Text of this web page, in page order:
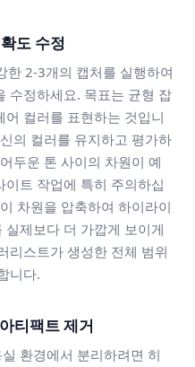
도 수정
한 2-3개의 캡처를 실행하여
수정하세요. 목표는 균형 잡
컬러를 표현하는 것입니
의 컬러를 유지하고 평가하
두운 톤 사이의 차원이 예
트 작업에 특히 주의하십
차원을 압축하여 하이라이
제보다 더 가깝게 보이게
리스트가 생성한 전체 범위
니다.
티팩트 제거
환경에서 분리하려면 히